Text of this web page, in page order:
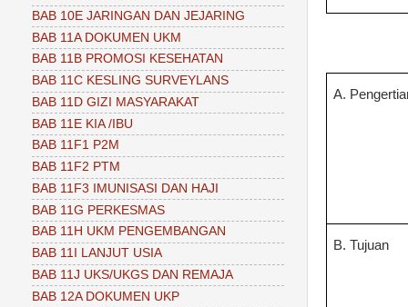
A.
B. Tujuan
BAB 10E JARINGAN DAN JEJARING
BAB 11A DOKUMEN UKM
BAB 11B PROMOSI KESEHATAN
BAB 11C KESLING SURVEYLANS
BAB 11D GIZI MASYARAKAT
BAB 11E KIA /IBU
BAB 11F1 P2M
BAB 11F2 PTM
BAB 11F3 IMUNISASI DAN HAJI
BAB 11G PERKESMAS
BAB 11H UKM PENGEMBANGAN
BAB 11I LANJUT USIA
BAB 11J UKS/UKGS DAN REMAJA
BAB 12A DOKUMEN UKP